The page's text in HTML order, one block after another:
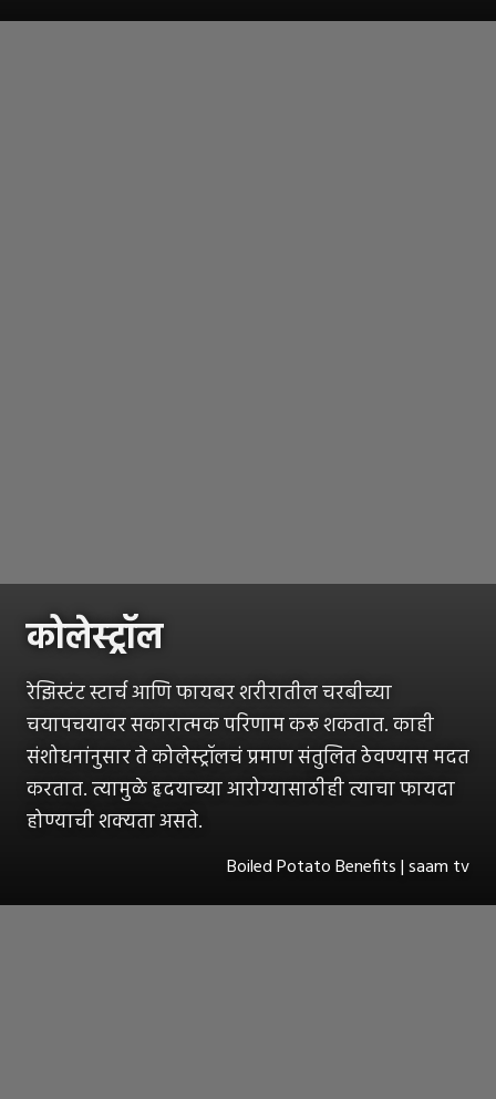
कोलेस्ट्रॉल
रेझिस्टंट स्टार्च आणि फायबर शरीरातील चरबीच्या
चयापचयावर सकारात्मक परिणाम करू शकतात. काही
संशोधनांनुसार ते कोलेस्ट्रॉलचं प्रमाण संतुलित ठेवण्यास मदत
करतात. त्यामुळे हृदयाच्या आरोग्यासाठीही त्याचा फायदा
होण्याची शक्यता असते.
Boiled Potato Benefits | saam tv